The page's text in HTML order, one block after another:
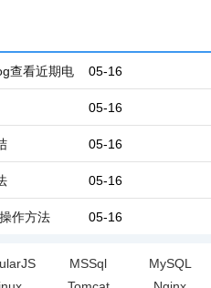
05-16
查看近期电
05-16
05-16
05-16
05-16
作方法
MSSql
MySQL